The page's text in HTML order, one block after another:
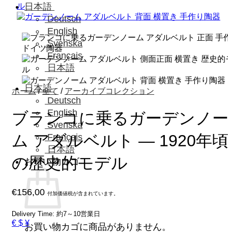
象:
日本語
Deutsch
English
Svenska
Français
日本語
日本語
Deutsch
English
Svenska
Français
日本語
お買い物カゴ
お買い物カゴに商品がありません。
ホーム / 全て / アーカイブコレクション
ブランコに乗るガーデンノー
ム アダルベルト ― 1920年頃
の歴史的モデル
€156,00 付加価値税が含まれています。
Delivery Time: 約7～10営業日
€ $ ¥